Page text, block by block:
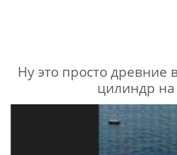
Ну это просто древние
цилиндр на